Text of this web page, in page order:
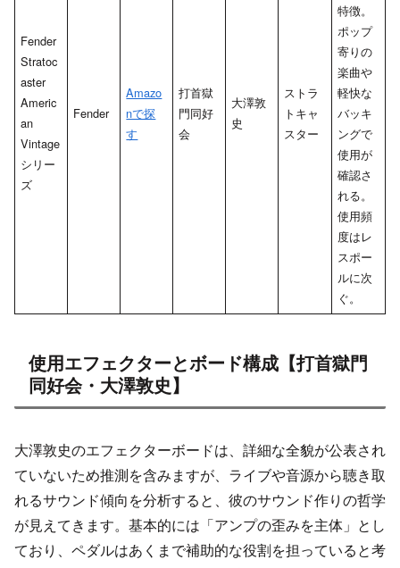
Fender
Stratoc
aster
Americ
an
Vintage
シリー
ズ
Fender
Amazo
nで探
す
打首獄
門同好
会
大澤敦
史
ストラ
トキャ
スター
特徴。
ポップ
寄りの
楽曲や
軽快な
バッキ
ングで
使用が
確認さ
れる。
使用頻
度はレ
スポー
ルに次
ぐ。
使用エフェクターとボード構成【打首獄門
同好会・大澤敦史】
大澤敦史のエフェクターボードは、詳細な全貌が公表され
ていないため推測を含みますが、ライブや音源から聴き取
れるサウンド傾向を分析すると、彼のサウンド作りの哲学
が見えてきます。基本的には「アンプの歪みを主体」とし
ており、ペダルはあくまで補助的な役割を担っていると考